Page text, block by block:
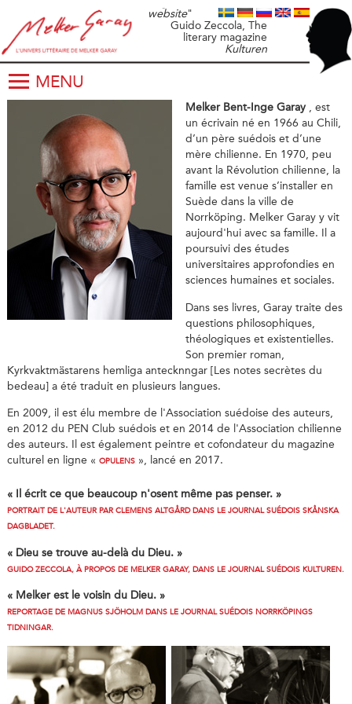
website"
Guido Zeccola, The
literary magazine
Kulturen
MENU
Melker Bent-Inge Garay , est
un écrivain né en 1966 au Chili,
d’un père suédois et d’une
mère chilienne. En 1970, peu
avant la Révolution chilienne, la
famille est venue s’installer en
Suède dans la ville de
Norrköping. Melker Garay y vit
aujourd'hui avec sa famille. Il a
poursuivi des études
universitaires approfondies en
sciences humaines et sociales.
Dans ses livres, Garay traite des
questions philosophiques,
théologiques et existentielles.
Son premier roman,
Kyrkvaktmästarens hemliga antecknngar [Les notes secrètes du
bedeau] a été traduit en plusieurs langues.
En 2009, il est élu membre de l'Association suédoise des auteurs,
en 2012 du PEN Club suédois et en 2014 de l'Association chilienne
des auteurs. Il est également peintre et cofondateur du magazine
culturel en ligne « OPULENS», lancé en 2017.
« Il écrit ce que beaucoup n'osent même pas penser. »
PORTRAIT DE L'AUTEUR PAR CLEMENS ALTGÅRD DANS LE JOURNAL SUÉDOIS SKÅNSKA
DAGBLADET.
« Dieu se trouve au-delà du Dieu. »
GUIDO ZECCOLA, À PROPOS DE MELKER GARAY, DANS LE JOURNAL SUÉDOIS KULTUREN.
« Melker est le voisin du Dieu. »
REPORTAGE DE MAGNUS SJÖHOLM DANS LE JOURNAL SUÉDOIS NORRKÖPINGS
TIDNINGAR.